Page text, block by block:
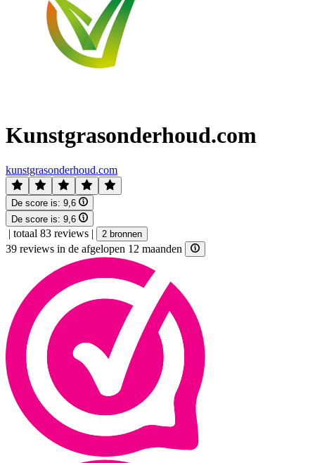
Kunstgrasonderhoud.com
kunstgrasonderhoud.com
De score is: 9,6
De score is: 9,6
| totaal 83 reviews | 2 bronnen
39 reviews in de afgelopen 12 maanden